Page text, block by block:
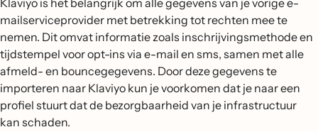
Klaviyo is het belangrijk om alle gegevens van je vorige e-
mailserviceprovider met betrekking tot rechten mee te
nemen. Dit omvat informatie zoals inschrijvingsmethode en
tijdstempel voor opt-ins via e-mail en sms, samen met alle
afmeld- en bouncegegevens. Door deze gegevens te
importeren naar Klaviyo kun je voorkomen dat je naar een
profiel stuurt dat de bezorgbaarheid van je infrastructuur
kan schaden.